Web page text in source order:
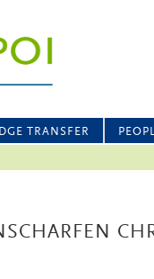
TRANSFER